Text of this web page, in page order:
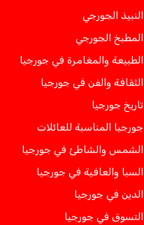
النبيذ الجورجي
المطبخ الجورجي
الطبيعة والمغامرة في جورجيا
الثقافة والفن في جورجيا
تاريخ جورجيا
جورجيا المناسبة للعائلات
الشمس والشاطئ في جورجيا
السبا والعافية في جورجيا
الدين في جورجيا
التسوق في جورجيا